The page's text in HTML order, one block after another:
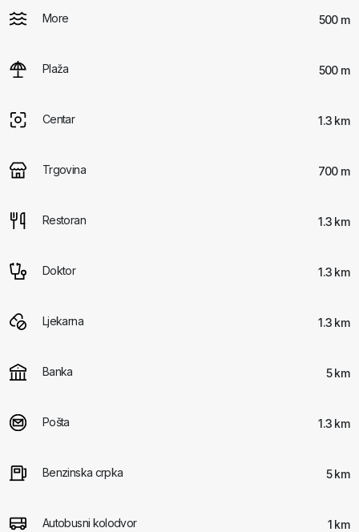
More 500 m
Plaža 500 m
Centar 1.3 km
Trgovina 700 m
Restoran 1.3 km
Doktor 1.3 km
Ljekarna 1.3 km
Banka 5 km
Pošta 1.3 km
Benzinska crpka 5 km
Autobusni kolodvor 1 km